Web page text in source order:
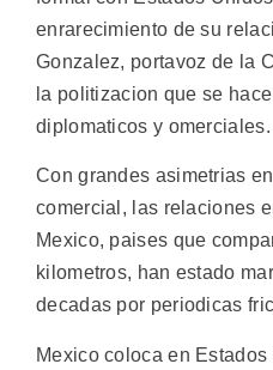
enrarecimiento de su
Gonzalez, portavoz de la
la politizacion que se
diplomaticos y omerciales.
Con grandes asimetrias
comercial, las relaciones
Mexico, paises que
kilometros, han estado
decadas por periodicas
Mexico coloca en